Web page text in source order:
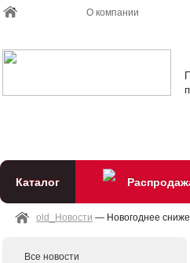
О компании
Каталог
old_Новости — Новогоднее
Все новости